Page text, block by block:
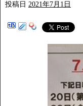
投稿日 2021年7月1日